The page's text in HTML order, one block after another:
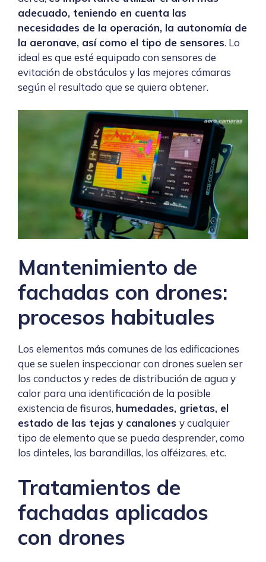
adecuado, teniendo en cuenta las
necesidades de la operación, la autonomía de
la aeronave, así como el tipo de sensores. Lo
ideal es que esté equipado con sensores de
evitación de obstáculos y las mejores cámaras
según el resultado que se quiera obtener.
Mantenimiento de
fachadas con drones:
procesos habituales
Los elementos más comunes de las edificaciones
que se suelen inspeccionar con drones suelen ser
los conductos y redes de distribución de agua y
calor para una identificación de la posible
existencia de fisuras, humedades, grietas, el
estado de las tejas y canalones y cualquier
tipo de elemento que se pueda desprender, como
los dinteles, las barandillas, los alféizares, etc.
Tratamientos de
fachadas aplicados
con drones